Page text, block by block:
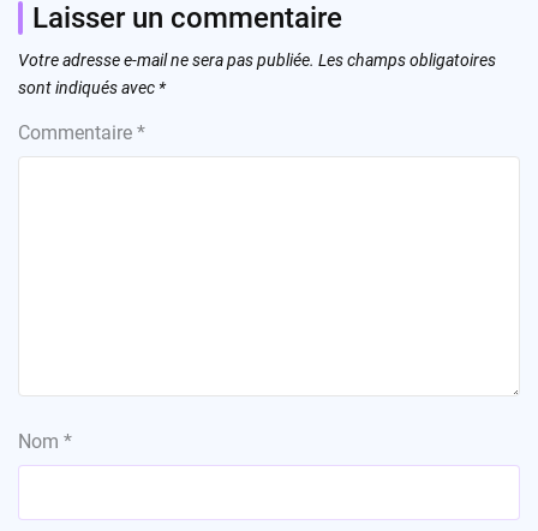
Laisser un commentaire
Votre adresse e-mail ne sera pas publiée. Les champs obligatoires
sont indiqués avec *
Commentaire *
Nom *